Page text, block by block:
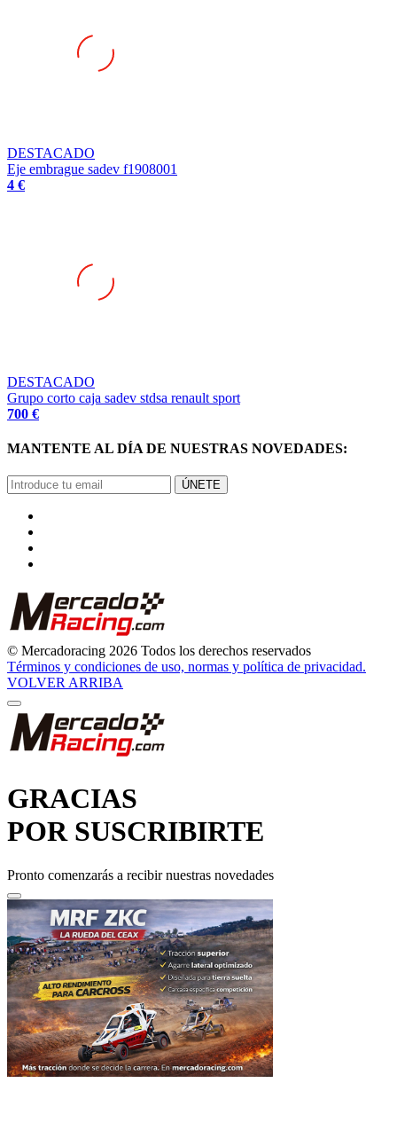
Eje embrague sadev f1908001
4 €
Grupo corto caja sadev stdsa renault sport
700 €
© Mercadoracing 2026 Todos los derechos reservados
Términos y condiciones de uso, normas y política de privacidad.
VOLVER ARRIBA
POR SUSCRIBIRTE